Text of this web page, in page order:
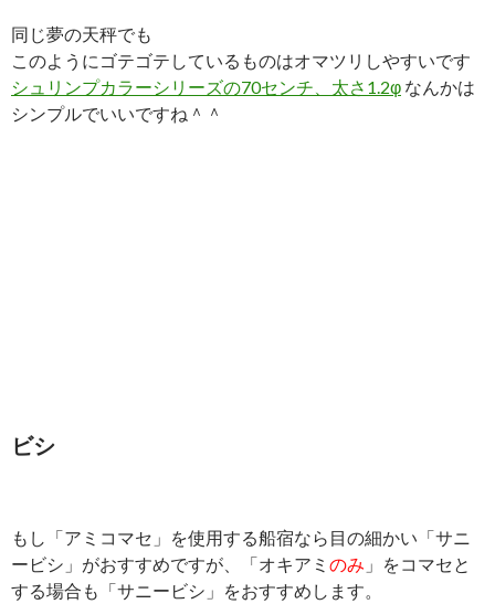
同じ夢の天秤でも
このようにゴテゴテしているものはオマツリしやすいです
シュリンプカラーシリーズの70センチ、太さ1.2φ なんかは
シンプルでいいですね＾＾
ビシ
もし「アミコマセ」を使用する船宿なら目の細かい「サニ
ービシ」がおすすめですが、「オキアミ のみ 」をコマセと
する場合も「サニービシ」をおすすめします。